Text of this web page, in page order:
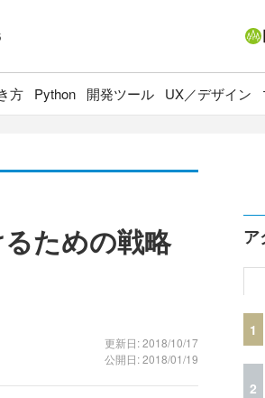
方 Python 開発ツール UX／デザイン
ための戦略
更新日: 2018/10/17
公開日: 2018/01/19
ア
1
2